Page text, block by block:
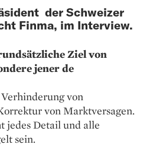
der Schweizer
Finma, im Interview.
Ziel von
jener de
von
von Marktversagen.
jedes Detail und alle
sein.